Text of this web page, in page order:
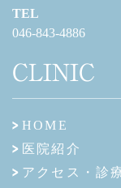
TEL
046-843-4886
CLINIC
HOME
医院紹介
アクセス・診